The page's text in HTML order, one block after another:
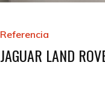
Referencia
JAGUAR LAND